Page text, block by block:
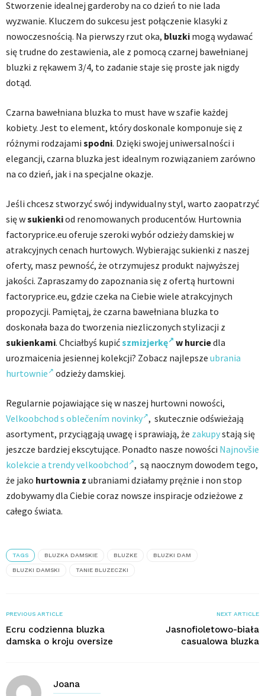
Stworzenie idealnej garderoby na co dzień to nie lada
wyzwanie. Kluczem do sukcesu jest połączenie klasyki z
nowoczesnością. Na pierwszy rzut oka, bluzki mogą wydawać
się trudne do zestawienia, ale z pomocą czarnej bawełnianej
bluzki z rękawem 3/4, to zadanie staje się proste jak nigdy
dotąd.
Czarna bawełniana bluzka to must have w szafie każdej
kobiety. Jest to element, który doskonale komponuje się z
różnymi rodzajami spodni. Dzięki swojej uniwersalności i
elegancji, czarna bluzka jest idealnym rozwiązaniem zarówno
na co dzień, jak i na specjalne okazje.
Jeśli chcesz stworzyć swój indywidualny styl, warto zaopatrzyć
się wsukienkiod renomowanych producentów. Hurtownia
factoryprice.eu oferuje szeroki wybór odzieży damskiej w
atrakcyjnych cenach hurtowych. Wybierając sukienki z naszej
oferty, masz pewność, że otrzymujesz produkt najwyższej
jakości. Zapraszamy do zapoznania się z ofertą hurtowni
factoryprice.eu, gdzie czeka na Ciebie wiele atrakcyjnych
propozycji. Pamiętaj, że czarna bawełniana bluzka to
doskonała baza do tworzenia niezliczonych stylizacji z
sukienkami. Chciałbyś kupićszmizjerkę w hurciedla
urozmaicenia jesiennej kolekcji? Zobacz najlepsze ubrania
hurtownie
odzieży damskiej.
Regularnie pojawiające się w naszej hurtowni nowości,
Velkoobchod s oblečením novinky , skutecznie odświeżają
asortyment, przyciągają uwagę i sprawiają, że zakupystają się
jeszcze bardziej ekscytujące. Ponadto nasze nowości Najnovšie
kolekcie a trendy velkoobchod , są naocznym dowodem tego,
że jako hurtownia z ubraniami działamy prężnie i non stop
zdobywamy dla Ciebie coraz nowsze inspiracje odzieżowe z
całego świata.
TAGS BLUZKA DAMSKIE BLUZKE BLUZKI DAM
BLUZKI DAMSKI TANIE BLUZECZKI
PREVIOUS ARTICLE
Ecru codzienna bluzka
damska o kroju oversize
NEXT ARTICLE
Jasnofioletowo-biała
casualowa bluzka
Joana